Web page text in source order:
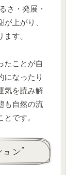
さ・発展・
上がり、
す。
たことが自
になったり
気を読み解
も自然の流
です。
ン”